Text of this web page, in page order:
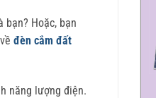
Hoặc, bạn
đèn cắm đất
năng lượng điện.